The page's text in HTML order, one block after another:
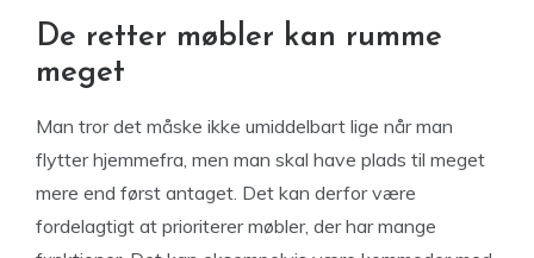
De retter møbler kan rumme
meget
Man tror det måske ikke umiddelbart lige når man
flytter hjemmefra, men man skal have plads til meget
mere end først antaget. Det kan derfor være
fordelagtigt at prioriterer møbler, der har mange